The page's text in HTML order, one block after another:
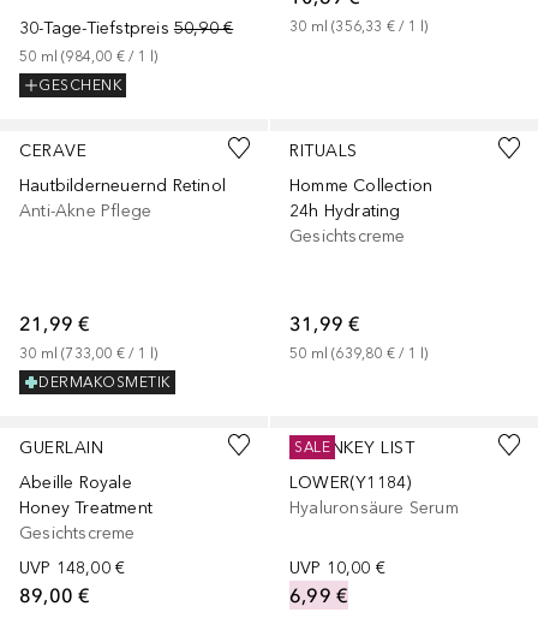
30-Tage-Tiefstpreis 50,90 €
50 ml (984,00 € / 1 l)
GESCHENK
30 ml (356,33 € / 1 l)
CERAVE
Hautbilderneuernd Retinol
Anti-Akne Pflege
21,99 €
30 ml (733,00 € / 1 l)
DERMAKOSMETIK
RITUALS
Homme Collection
24h Hydrating
Gesichtscreme
31,99 €
50 ml (639,80 € / 1 l)
GUERLAIN
Abeille Royale
Honey Treatment
Gesichtscreme
UVP 148,00 €
89,00 €
THE INKEY LIST
LOWER(Y1184)
Hyaluronsäure Serum
UVP 10,00 €
6,99 €
SALE